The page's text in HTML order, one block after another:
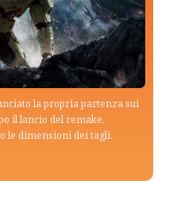
la propria partenza sui
il lancio del remake.
le dimensioni dei tagli.